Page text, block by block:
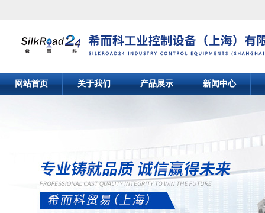
网站首页 关于我们 产品展示 新闻中心